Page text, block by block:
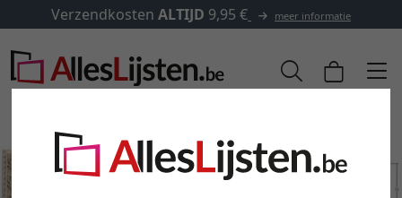
Verzendkosten ALTIJD 9,95 € meer informatie